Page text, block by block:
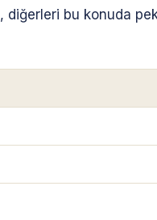
diğerleri bu konuda